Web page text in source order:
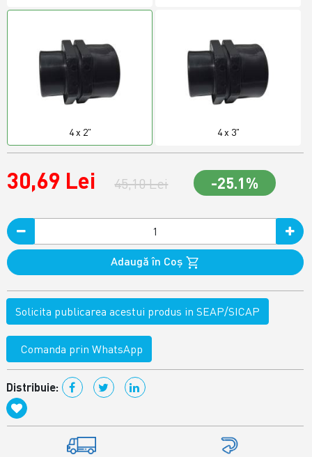
4 x 2" 4 x 3"
30,69 Lei 45,10 Lei -25.1%
Adaugă în Coş
Solicita publicarea acestui produs in SEAP/SICAP
Comanda prin WhatsApp
Distribuie: